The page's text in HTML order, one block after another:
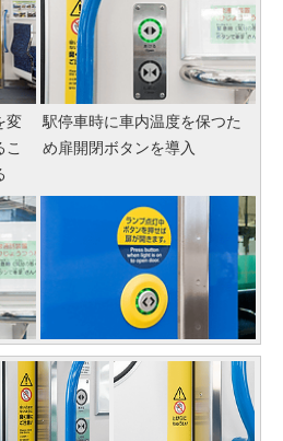
変
駅停車時に車内温度を保つた
め扉開閉ボタンを導入